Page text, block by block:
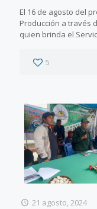
El 16 de agosto del
Producción a través
quien brinda el
5
21 agosto, 2024